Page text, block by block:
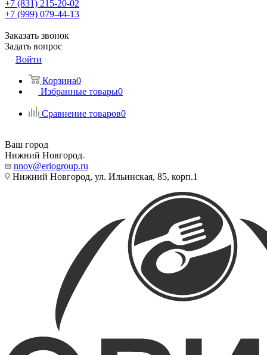
+7 (831) 215-20-02
+7 (999) 079-44-13
Заказать звонок
Задать вопрос
Войти
Корзина0
Избранные товары0
Сравнение товаров0
Ваш город
Нижний Новгород
nnov@eriogroup.ru
Нижний Новгород, ул. Ильинская, 85, корп.1